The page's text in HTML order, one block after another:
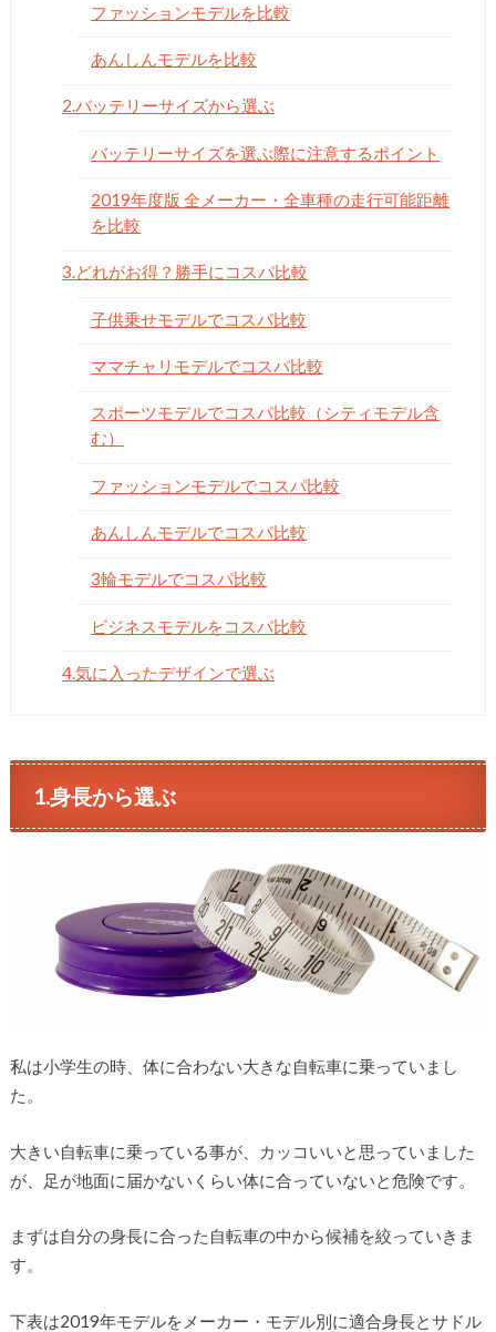
ファッションモデルを比較
あんしんモデルを比較
2.バッテリーサイズから選ぶ
バッテリーサイズを選ぶ際に注意するポイント
2019年度版 全メーカー・全車種の走行可能距離
を比較
3.どれがお得？勝手にコスパ比較
子供乗せモデルでコスパ比較
ママチャリモデルでコスパ比較
スポーツモデルでコスパ比較（シティモデル含
む）
ファッションモデルでコスパ比較
あんしんモデルでコスパ比較
3輪モデルでコスパ比較
ビジネスモデルをコスパ比較
4.気に入ったデザインで選ぶ
­1.身長から選ぶ
私は小学生の時、体に合わない大きな自転車に乗っていまし
た。
大きい自転車に乗っている事が、カッコいいと思っていました
が、足が地面に届かないくらい体に合っていないと危険です。
まずは自分の身長に合った自転車の中から候補を絞っていきま
す。
下表は2019年モデルをメーカー・モデル別に適合身長とサドル